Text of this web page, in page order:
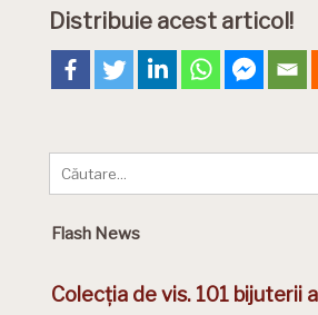
Distribuie acest articol!
Flash News
Colecția de vis. 101 bijuterii